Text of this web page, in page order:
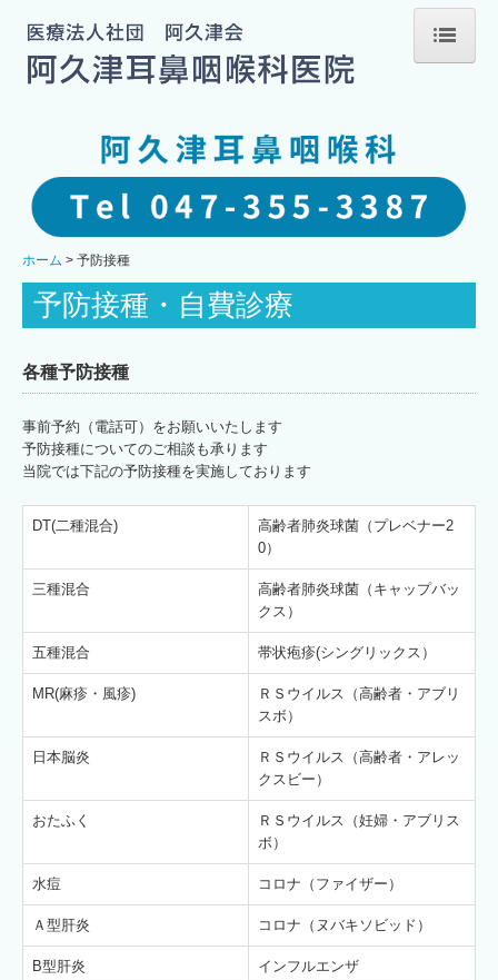
当院のご案内
診察時間のお知らせ
交通案内
医師のご紹介
鼻の病気
のどの病気
アレルギー性鼻炎
通年性アレルギー性鼻炎
予防接種
ホーム 予防接種
予防接種・自費診療
各種予防接種
事前予約（電話可）をお願いいたします
予防接種についてのご相談も承ります
当院では下記の予防接種を実施しております
DT(二種混合)
高齢者肺炎球菌（プレベナー2
0）
三種混合
高齢者肺炎球菌（キャップバッ
クス）
五種混合 帯状疱疹(シングリックス）
MR(麻疹・風疹)
ＲＳウイルス（高齢者・アブリ
スボ）
日本脳炎
ＲＳウイルス（高齢者・アレッ
クスビー）
おたふく
ＲＳウイルス（妊婦・アブリス
ボ）
水痘 コロナ（ファイザー）
Ａ型肝炎 コロナ（ヌバキソビッド）
B型肝炎 インフルエンザ